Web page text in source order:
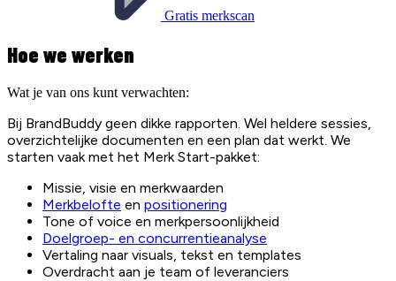
Gratis merkscan
Hoe we werken
Wat je van ons kunt verwachten:
Bij BrandBuddy geen dikke rapporten. Wel heldere sessies,
overzichtelijke documenten en een plan dat werkt. We
starten vaak met het Merk Start-pakket:
Missie, visie en merkwaarden
Merkbelofte en positionering
Tone of voice en merkpersoonlijkheid
Doelgroep- en concurrentieanalyse
Vertaling naar visuals, tekst en templates
Overdracht aan je team of leveranciers